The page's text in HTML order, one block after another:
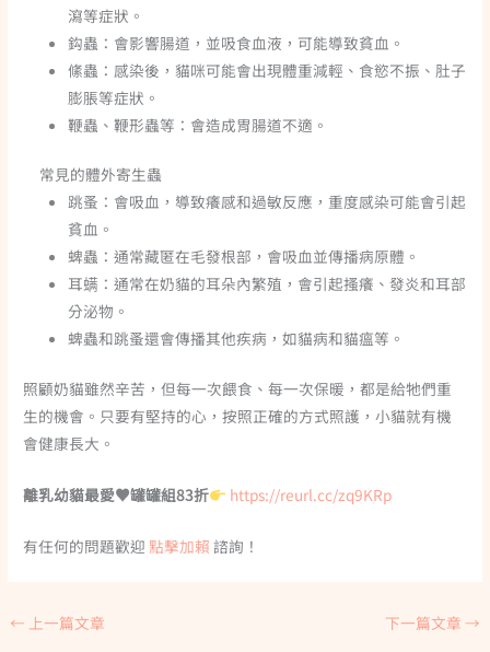
瀉等症狀。
鈎蟲 ：會影響腸道，並吸食血液，可能導致貧血。
絛蟲 ：感染後，貓咪可能會出現體重減輕、食慾不振、肚子
膨脹等症狀。
鞭蟲、鞭形蟲等 ：會造成胃腸道不適。
常見的體外寄生蟲
跳蚤 ：會吸血，導致癢感和過敏反應，重度感染可能會引起
貧血。
蜱蟲 ：通常藏匿在毛發根部，會吸血並傳播病原體。
耳螨 ：通常在奶貓的耳朵內繁殖，會引起搔癢、發炎和耳部
分泌物。
蜱蟲和跳蚤還會傳播其他疾病，如貓病和貓瘟等。
照顧奶貓雖然辛苦，但每一次餵食、每一次保暖，都是給牠們重
生的機會。只要有堅持的心，按照正確的方式照護，小貓就有機
會健康長大。
離乳幼貓最愛♥️罐罐組83折 https://reurl.cc/zq9KRp
有任何的問題歡迎 點擊加賴 諮詢！
← 上一篇文章 下一篇文章 →